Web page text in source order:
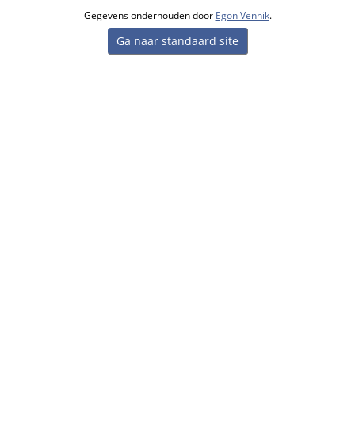
Gegevens onderhouden door Egon Vennik.
Ga naar standaard site